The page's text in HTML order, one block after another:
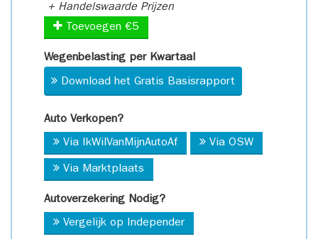
+ Handelswaarde Prijzen
Toevoegen €5
Wegenbelasting per Kwartaal
Download het Gratis Basisrapport
Auto Verkopen?
Via IkWilVanMijnAutoAf Via OSW
Via Marktplaats
Autoverzekering Nodig?
Vergelijk op Independer